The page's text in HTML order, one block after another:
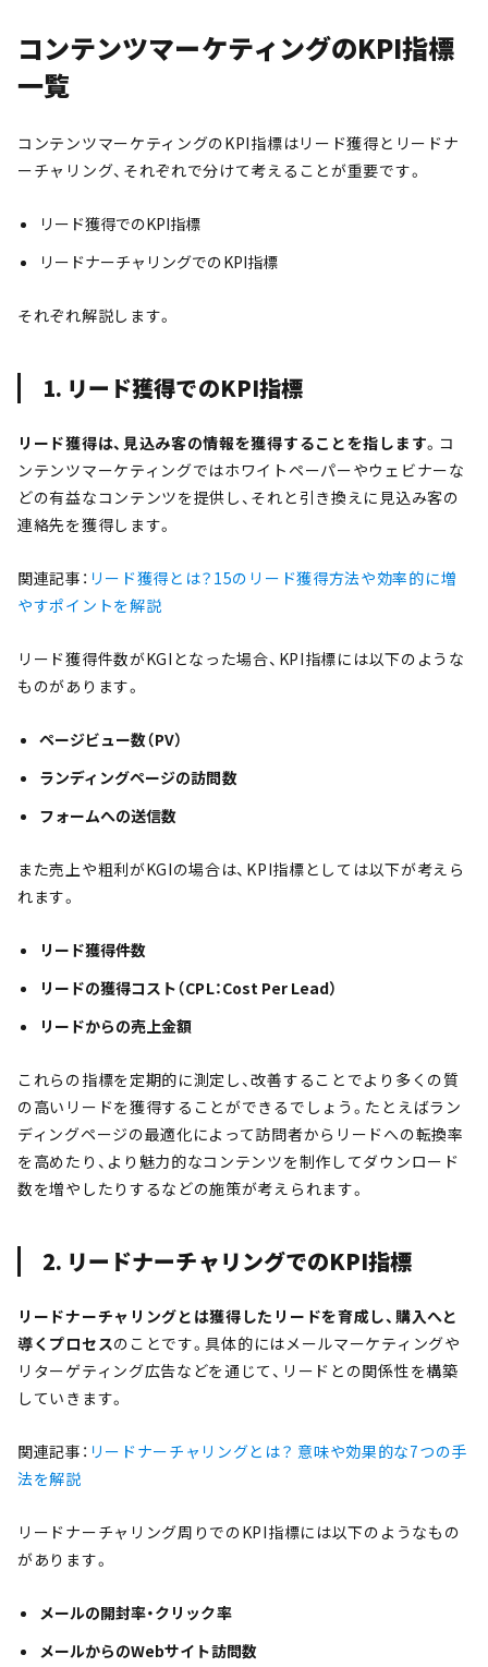
コンテンツマーケティングのKPI指標
一覧
コンテンツマーケティングのKPI指標はリード獲得とリードナ
ーチャリング、それぞれで分けて考えることが重要です。
リード獲得でのKPI指標
リードナーチャリングでのKPI指標
それぞれ解説します。
1. リード獲得でのKPI指標
リード獲得は、見込み客の情報を獲得することを指します。コ
ンテンツマーケティングではホワイトペーパーやウェビナーな
どの有益なコンテンツを提供し、それと引き換えに見込み客の
連絡先を獲得します。
関連記事： リード獲得とは？15のリード獲得方法や効率的に増
やすポイントを解説
リード獲得件数がKGIとなった場合、KPI指標には以下のような
ものがあります。
ページビュー数（PV）
ランディングページの訪問数
フォームへの送信数
また売上や粗利がKGIの場合は、KPI指標としては以下が考えら
れます。
リード獲得件数
リードの獲得コスト（CPL：Cost Per Lead）
リードからの売上金額
これらの指標を定期的に測定し、改善することでより多くの質
の高いリードを獲得することができるでしょう。たとえばラン
ディングページの最適化によって訪問者からリードへの転換率
を高めたり、より魅力的なコンテンツを制作してダウンロード
数を増やしたりするなどの施策が考えられます。
2. リードナーチャリングでのKPI指標
リードナーチャリングとは獲得したリードを育成し、購入へと
導くプロセスのことです。具体的にはメールマーケティングや
リターゲティング広告などを通じて、リードとの関係性を構築
していきます。
関連記事： リードナーチャリングとは？ 意味や効果的な7つの手
法を解説
リードナーチャリング周りでのKPI指標には以下のようなもの
があります。
メールの開封率・クリック率
メールからのWebサイト訪問数